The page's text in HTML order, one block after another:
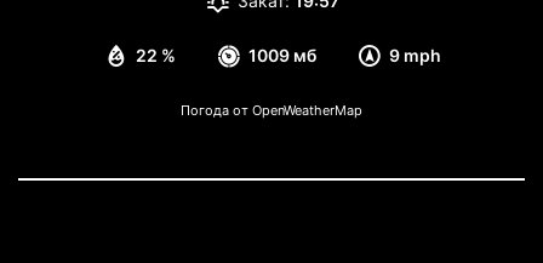
22 % 1009 мб 9 mph
Погода от OpenWeatherMap